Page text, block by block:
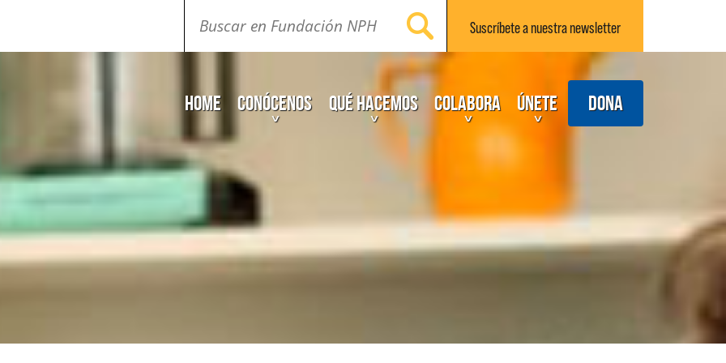
Suscríbete a nuestranewsletter
Home Conócenos Qué hacemos Colabora Únete Dona